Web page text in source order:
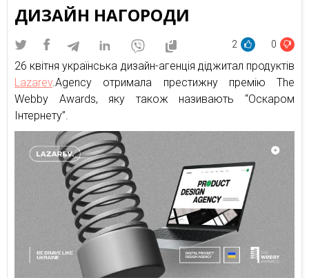
ДИЗАЙН НАГОРОДИ
2 0
26 квітня українська дизайн-агенція діджитал продуктів
Lazarev.Agency отримала престижну премію The
Webby Awards, яку також називають “Оскаром
Iнтернету”.